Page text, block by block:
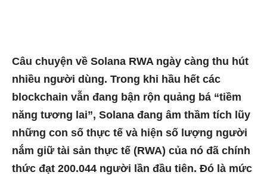
Câu chuyện về Solana RWA ngày càng thu hút
nhiều người dùng. Trong khi hầu hết các
blockchain vẫn đang bận rộn quảng bá “tiềm
năng tương lai”, Solana đang âm thầm tích lũy
những con số thực tế và hiện số lượng người
nắm giữ tài sản thực tế (RWA) của nó đã chính
thức đạt 200.044 người lần đầu tiên. Đó là mức